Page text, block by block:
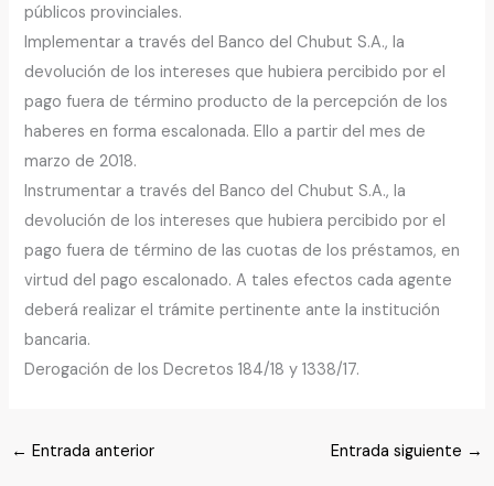
públicos provinciales.
Implementar a través del Banco del Chubut S.A., la
devolución de los intereses que hubiera percibido por el
pago fuera de término producto de la percepción de los
haberes en forma escalonada. Ello a partir del mes de
marzo de 2018.
Instrumentar a través del Banco del Chubut S.A., la
devolución de los intereses que hubiera percibido por el
pago fuera de término de las cuotas de los préstamos, en
virtud del pago escalonado. A tales efectos cada agente
deberá realizar el trámite pertinente ante la institución
bancaria.
Derogación de los Decretos 184/18 y 1338/17.
← Entrada anterior Entrada siguiente →